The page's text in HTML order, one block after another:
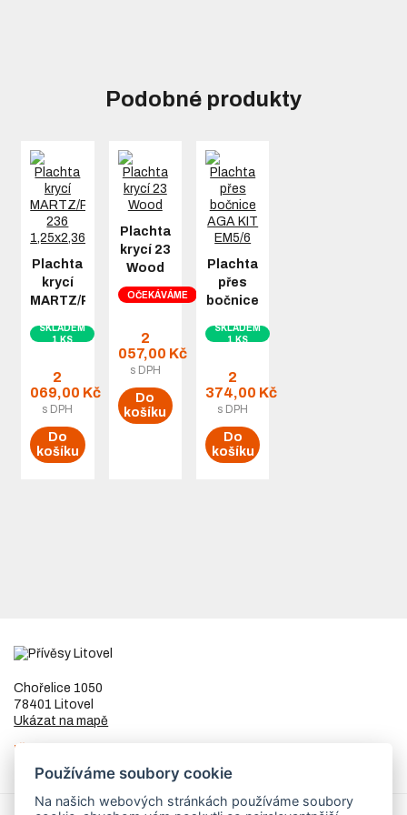
Podobné produkty
Plachta
krycí
MARTZ/Pondus
1,25x2,36m
SKLADEM
1 KS
2
069,00 Kč
s DPH
Do
košíku
Plachta
krycí 23
Wood
OČEKÁVÁME
2
057,00 Kč
s DPH
Do
košíku
Plachta
přes
bočnice
EM5/6
SKLADEM
1 KS
2
374,00 Kč
s DPH
Do
košíku
Chořelice 1050
78401 Litovel
Ukázat na mapě
IČ
DIČCZ8253255307
Používáme soubory cookie
Na našich webových stránkách používáme soubory